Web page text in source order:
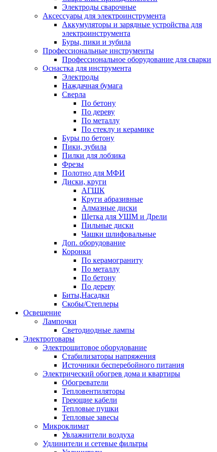
Электроды сварочные
Аксессуары для электроинструмента
Аккумуляторы и зарядные устройства для
электроинструмента
Буры, пики и зубила
Профессиональные инструменты
Профессиональное оборудование для сварки
Оснастка для инструмента
Электроды
Наждачная бумага
Сверла
По бетону
По дереву
По металлу
По стеклу и керамике
Буры по бетону
Пики, зубила
Пилки для лобзика
Фрезы
Полотно для МФИ
Диски, круги
АГШК
Круги абразивные
Алмазные диски
Щетка для УШМ и Дрели
Пильные диски
Чашки шлифовальные
Доп. оборудование
Коронки
По керамограниту
По металлу
По бетону
По дереву
Биты,Насадки
Скобы/Степлеры
Освещение
Лампочки
Светодиодные лампы
Электротовары
Электрощитовое оборудование
Стабилизаторы напряжения
Источники бесперебойного питания
Электрический обогрев дома и квартиры
Обогреватели
Тепловентиляторы
Греющие кабели
Тепловые пушки
Тепловые завесы
Микроклимат
Увлажнители воздуха
Удлинители и сетевые фильтры